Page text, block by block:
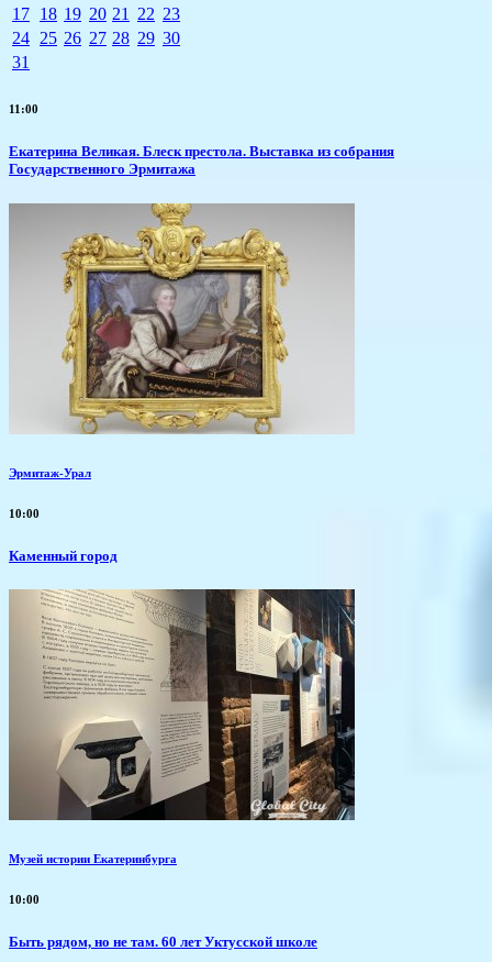
17 18 19 20 21 22 23
24 25 26 27 28 29 30
31
11:00
Екатерина Великая. Блеск престола. Выставка из собрания
Государственного Эрмитажа
Эрмитаж-Урал
10:00
Каменный город
Музей истории Екатеринбурга
10:00
Быть рядом, но не там. 60 лет Уктусской школе